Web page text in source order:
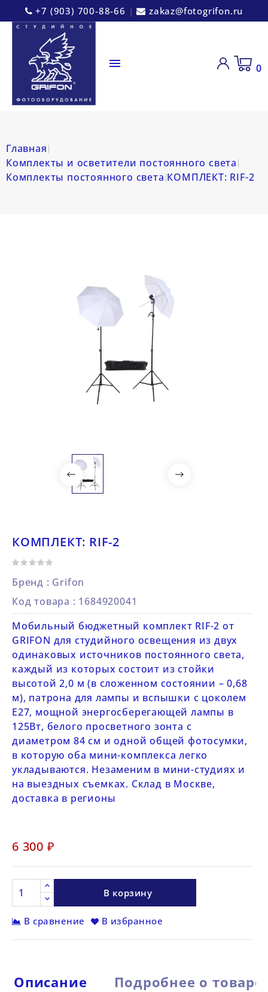
+7 (903) 700-88-66 | zakaz@fotogrifon.ru
 0
Главная
Комплекты и осветители постоянного света
Комплекты постоянного света КОМПЛЕКТ: RIF-2
КОМПЛЕКТ: RIF-2
Бренд : Grifon
Код товара : 1684920041
Мобильный бюджетный комплект RIF-2 от
GRIFON для студийного освещения из двух
одинаковых источников постоянного света,
каждый из которых состоит из стойки
высотой 2,0 м (в сложенном состоянии – 0,68
м), патрона для лампы и вспышки с цоколем
E27, мощной энергосберегающей лампы в
125Вт, белого просветного зонта с
диаметром 84 см и одной общей фотосумки,
в которую оба мини-комплекса легко
укладываются. Незаменим в мини-студиях и
на выездных съемках. Склад в Москве,
доставка в регионы
6 300 ₽
В корзину
В сравнение В избранное
Описание Подробнее о товаре